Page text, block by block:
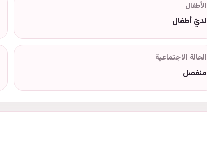
الأطفال
لديّ أطفال
الحالة الاجتماعية
منفصل